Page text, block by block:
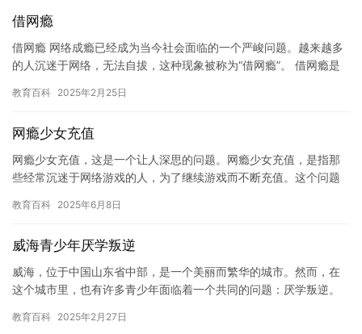
借网瘾
借网瘾 网络成瘾已经成为当今社会面临的一个严峻问题。越来越多
的人沉迷于网络，无法自拔，这种现象被称为“借网瘾”。 借网瘾是
教育百科 2025年2月25日
网瘾少女充值
网瘾少女充值，这是一个让人深思的问题。网瘾少女充值，是指那
些经常沉迷于网络游戏的人，为了继续游戏而不断充值。这个问题
可或缺…
教育百科 2025年6月8日
威海青少年厌学叛逆
威海，位于中国山东省中部，是一个美丽而繁华的城市。然而，在
这个城市里，也有许多青少年面临着一个共同的问题：厌学叛逆。
少年…
教育百科 2025年2月27日